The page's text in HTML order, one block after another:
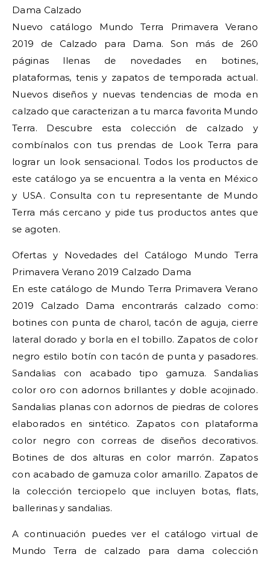
Dama Calzado
Nuevo catálogo Mundo Terra Primavera Verano
2019 de Calzado para Dama. Son más de 260
páginas llenas de novedades en botines,
plataformas, tenis y zapatos de temporada actual.
Nuevos diseños y nuevas tendencias de moda en
calzado que caracterizan a tu marca favorita Mundo
Terra. Descubre esta colección de calzado y
combínalos con tus prendas de Look Terra para
lograr un look sensacional. Todos los productos de
este catálogo ya se encuentra a la venta en México
y USA. Consulta con tu representante de Mundo
Terra más cercano y pide tus productos antes que
se agoten.
Ofertas y Novedades del Catálogo Mundo Terra
Primavera Verano 2019 Calzado Dama
En este catálogo de Mundo Terra Primavera Verano
2019 Calzado Dama encontrarás calzado como:
botines con punta de charol, tacón de aguja, cierre
lateral dorado y borla en el tobillo. Zapatos de color
negro estilo botín con tacón de punta y pasadores.
Sandalias con acabado tipo gamuza. Sandalias
color oro con adornos brillantes y doble acojinado.
Sandalias planas con adornos de piedras de colores
elaborados en sintético. Zapatos con plataforma
color negro con correas de diseños decorativos.
Botines de dos alturas en color marrón. Zapatos
con acabado de gamuza color amarillo. Zapatos de
la colección terciopelo que incluyen botas, flats,
ballerinas y sandalias.
A continuación puedes ver el catálogo virtual de
Mundo Terra de calzado para dama colección